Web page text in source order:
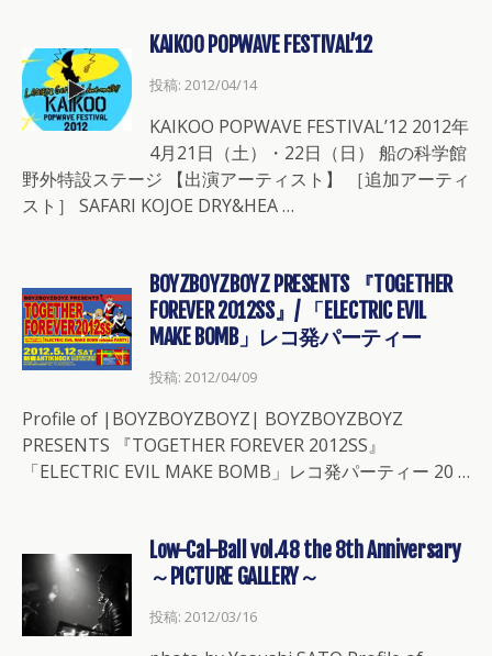
KAIKOO POPWAVE FESTIVAL’12
投稿: 2012/04/14
KAIKOO POPWAVE FESTIVAL’12 2012年
4月21日（土）・22日（日） 船の科学館
野外特設ステージ 【出演アーティスト】 ［追加アーティ
スト］ SAFARI KOJOE DRY&HEA …
BOYZBOYZBOYZ PRESENTS 『TOGETHER
FOREVER 2012SS』/ 「ELECTRIC EVIL
MAKE BOMB」レコ発パーティー
投稿: 2012/04/09
Profile of |BOYZBOYZBOYZ| BOYZBOYZBOYZ
PRESENTS 『TOGETHER FOREVER 2012SS』
「ELECTRIC EVIL MAKE BOMB」レコ発パーティー 20 …
Low-Cal-Ball vol.48 the 8th Anniversary
～PICTURE GALLERY～
投稿: 2012/03/16